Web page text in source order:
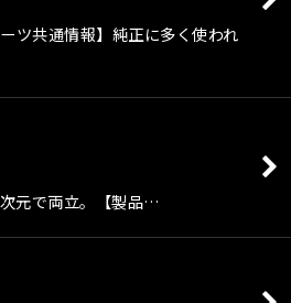
共通情報】純正に多く使われ
元で両立。【製品…